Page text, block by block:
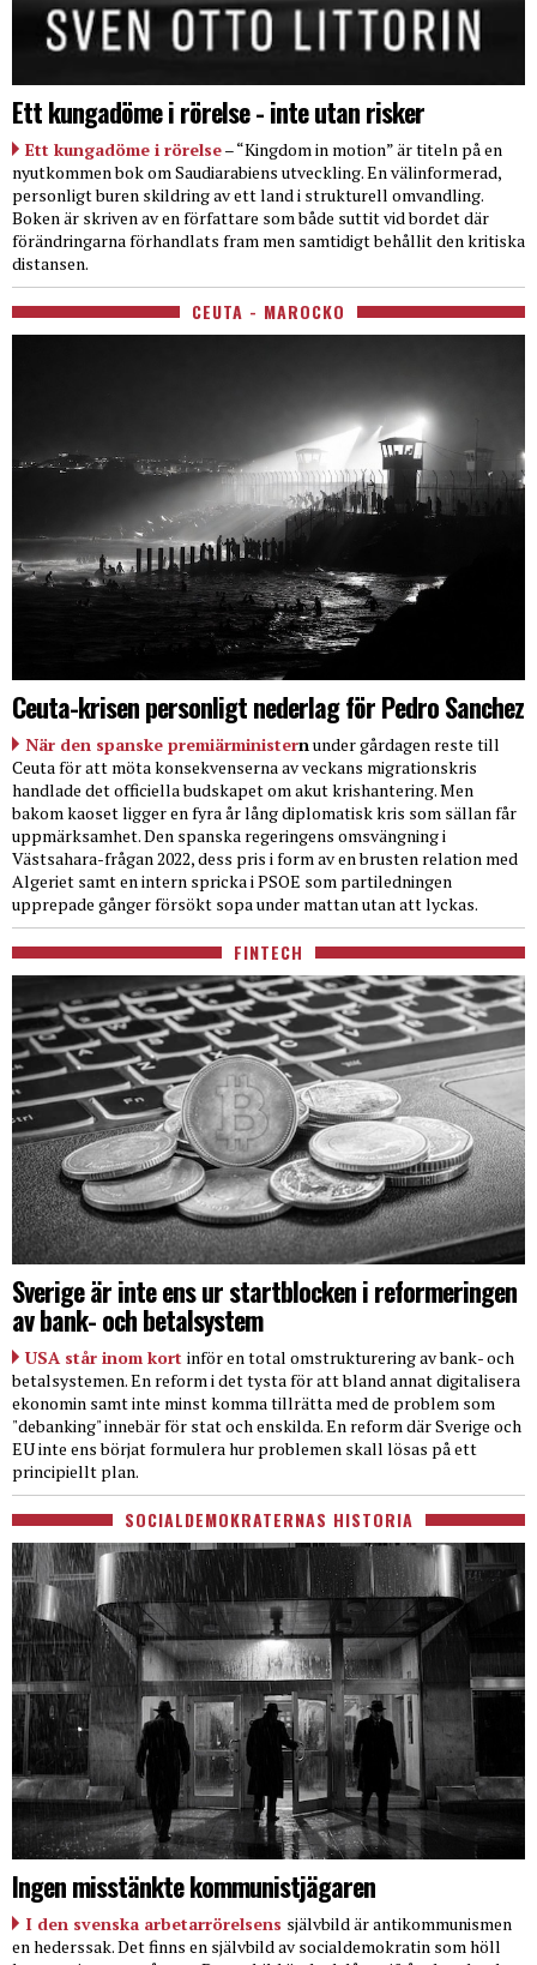
Ett kungadöme i rörelse - inte utan risker
Ett kungadöme i rörelse– “Kingdom in motion” är titeln på en
nyutkommen bok om Saudiarabiens utveckling. En välinformerad,
personligt buren skildring av ett land i strukturell omvandling.
Boken är skriven av en författare som både suttit vid bordet där
förändringarna förhandlats fram men samtidigt behållit den kritiska
distansen.
CEUTA - MAROCKO
Ceuta-krisen personligt nederlag för Pedro Sanchez
När den spanske premiärministernunder gårdagen reste till
Ceuta för att möta konsekvenserna av veckans migrationskris
handlade det officiella budskapet om akut krishantering. Men
bakom kaoset ligger en fyra år lång diplomatisk kris som sällan får
uppmärksamhet. Den spanska regeringens omsvängning i
Västsahara-frågan 2022, dess pris i form av en brusten relation med
Algeriet samt en intern spricka i PSOE som partiledningen
upprepade gånger försökt sopa under mattan utan att lyckas.
FINTECH
Sverige är inte ens ur startblocken i reformeringen
av bank- och betalsystem
USA står inom kort inför en total omstrukturering av bank- och
betalsystemen. En reform i det tysta för att bland annat digitalisera
ekonomin samt inte minst komma tillrätta med de problem som
"debanking" innebär för stat och enskilda. En reform där Sverige och
EU inte ens börjat formulera hur problemen skall lösas på ett
principiellt plan.
SOCIALDEMOKRATERNAS HISTORIA
Ingen misstänkte kommunistjägaren
I den svenska arbetarrörelsens självbild är antikommunismen
en hederssak. Det finns en självbild av socialdemokratin som höll